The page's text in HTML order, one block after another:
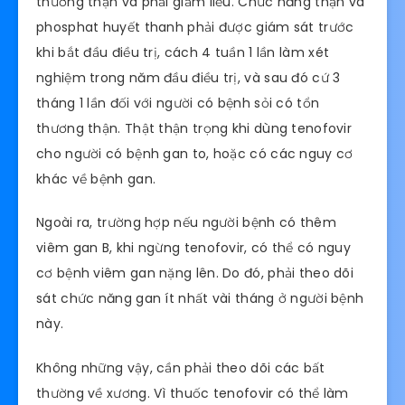
phosphat huyết thanh phải được giám sát trước
khi bắt đầu điều trị, cách 4 tuần 1 lần làm xét
nghiệm trong năm đầu điều trị, và sau đó cứ 3
tháng 1 lần đối với người có bệnh sỏi có tổn
thương thận. Thật thận trọng khi dùng tenofovir
cho người có bệnh gan to, hoặc có các nguy cơ
khác về bệnh gan.
Ngoài ra, trường hợp nếu người bệnh có thêm
viêm gan B, khi ngừng tenofovir, có thể có nguy
cơ bệnh viêm gan nặng lên. Do đó, phải theo dõi
sát chức năng gan ít nhất vài tháng ở người bệnh
này.
Không những vậy, cần phải theo dõi các bất
thường về xương. Vì thuốc tenofovir có thể làm